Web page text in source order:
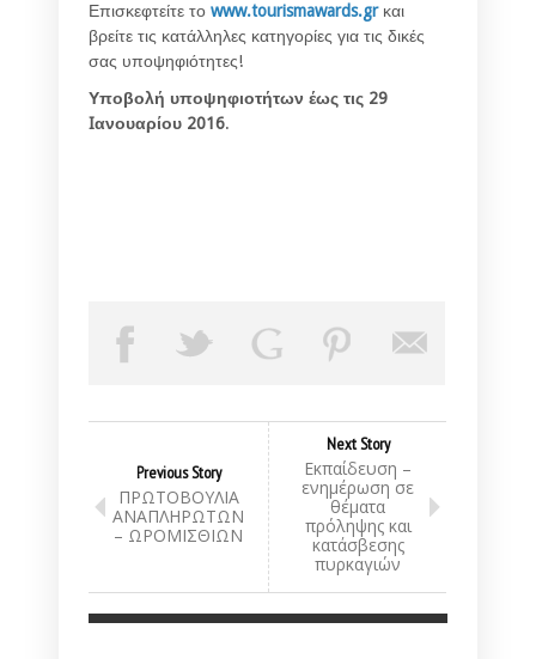
Επισκεφτείτε το www.tourismawards.grκαι
βρείτε τις κατάλληλες κατηγορίες για τις δικές
σας υποψηφιότητες!
Υποβολή υποψηφιοτήτων έως τις 29
Iανουαρίου 2016.
Previous Story
ΠΡΩΤΟΒΟΥΛΙΑ
ΑΝΑΠΛΗΡΩΤΩΝ
– ΩΡΟΜΙΣΘΙΩΝ
Next Story
Εκπαίδευση –
ενημέρωση σε
θέματα
πρόληψης και
κατάσβεσης
πυρκαγιών